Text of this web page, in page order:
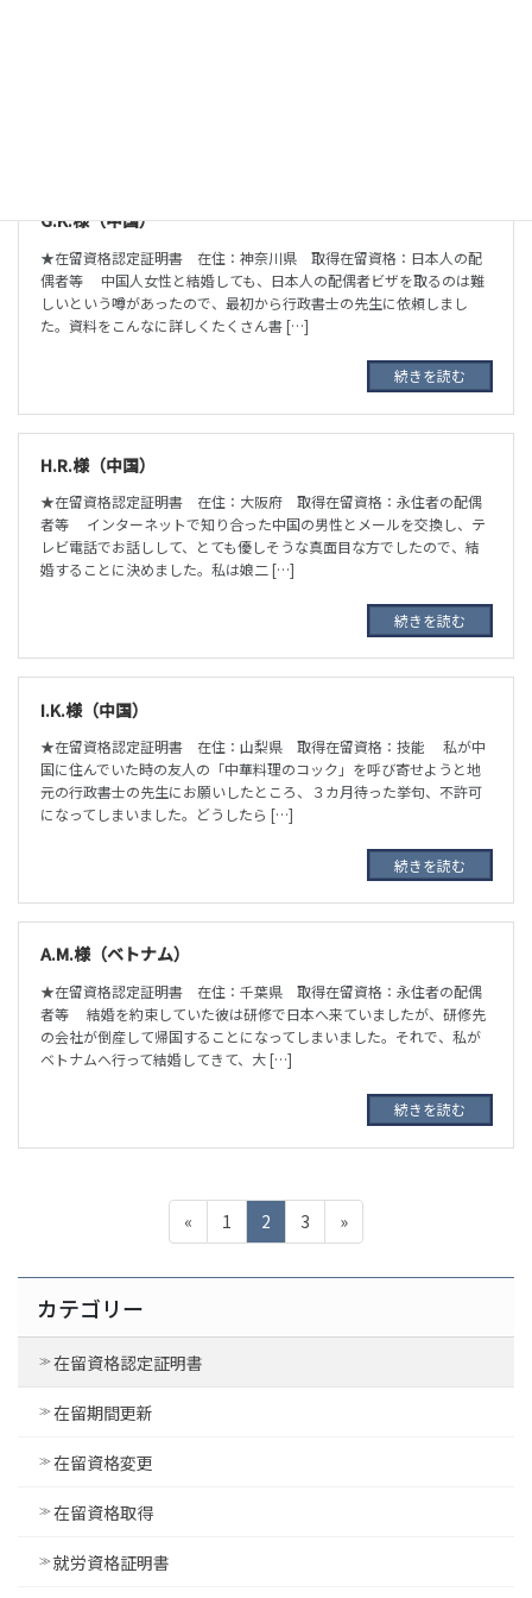
G.K.様（中国）
★在留資格認定証明書 在住：神奈川県 取得在留資格：日本人の配
偶者等 中国人女性と結婚しても、日本人の配偶者ビザを取るのは難
しいという噂があったので、最初から行政書士の先生に依頼しまし
た。資料をこんなに詳しくたくさん書 […]
続きを読む
H.R.様（中国）
★在留資格認定証明書 在住：大阪府 取得在留資格：永住者の配偶
者等 インターネットで知り合った中国の男性とメールを交換し、テ
レビ電話でお話しして、とても優しそうな真面目な方でしたので、結
婚することに決めました。私は娘二 […]
続きを読む
I.K.様（中国）
★在留資格認定証明書 在住：山梨県 取得在留資格：技能 私が中
国に住んでいた時の友人の「中華料理のコック」を呼び寄せようと地
元の行政書士の先生にお願いしたところ、３カ月待った挙句、不許可
になってしまいました。どうしたら […]
続きを読む
A.M.様（ベトナム）
★在留資格認定証明書 在住：千葉県 取得在留資格：永住者の配偶
者等 結婚を約束していた彼は研修で日本へ来ていましたが、研修先
の会社が倒産して帰国することになってしまいました。それで、私が
ベトナムへ行って結婚してきて、大 […]
続きを読む
ナ
ビ
ゲ
ー
シ
ョ
«
ペ
ー
ジ
1
ペ
ー
ジ
2
ペ
ー
ジ
3 »
カテゴリー
在留資格認定証明書
在留期間更新
在留資格変更
在留資格取得
就労資格証明書